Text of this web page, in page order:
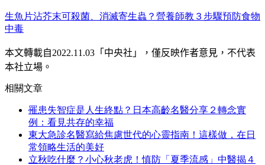
生魚片沾芥末可殺菌、消滅寄生蟲？營養師教３步驟預防食物
中毒
本文轉載自2022.11.03 「中央社」
，僅反映作者意見，不代表
本社立場。
相關文章
罹患失智症是人生終點？日本高齡名醫分享２轉念實
例：看見共存的幸福
東大急診名醫寫給焦慮世代的心靈指南！這樣做，在日
常領略生活的美好
立秋吃什麼？小心秋老虎！慎防「夏季流感」中醫揭４